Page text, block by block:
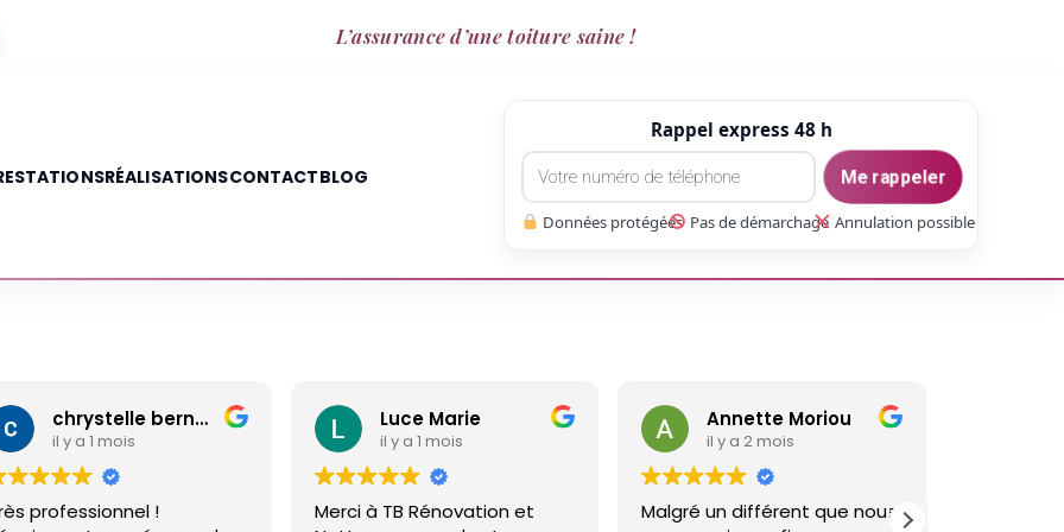
L’assurance d’une toiture saine !
RÉALISATIONSCONTACTBLOG
Rappel express 48 h
Me rappeler
Données protégées Pas de démarchage Annulation possible
chrystelle bernard
il y a 1 mois
professionnel !
Luce Marie
il y a 1 mois
Merci à TB Rénovation et
Annette Moriou
il y a 2 mois
Malgré un différent que nous